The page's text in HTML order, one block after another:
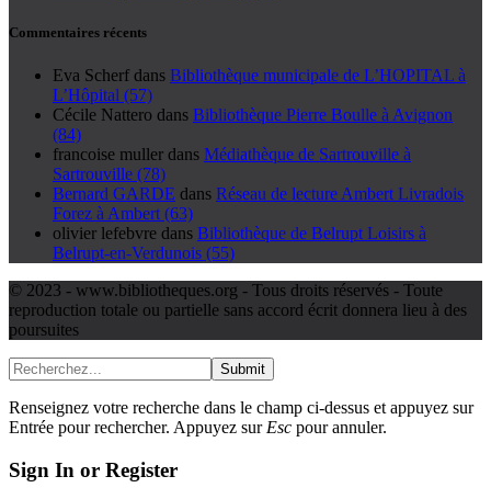
Commentaires récents
Eva Scherf dans Bibliothèque municipale de L’HOPITAL à
L’Hôpital (57)
Cécile Nattero dans Bibliothèque Pierre Boulle à Avignon
(84)
francoise muller dans Médiathèque de Sartrouville à
Sartrouville (78)
Bernard GARDE dans Réseau de lecture Ambert Livradois
Forez à Ambert (63)
olivier lefebvre dans Bibliothèque de Belrupt Loisirs à
Belrupt-en-Verdunois (55)
© 2023 - www.bibliotheques.org - Tous droits réservés - Toute
reproduction totale ou partielle sans accord écrit donnera lieu à des
poursuites
Submit
Renseignez votre recherche dans le champ ci-dessus et appuyez sur
Entrée pour rechercher. Appuyez sur Esc pour annuler.
Sign In or Register